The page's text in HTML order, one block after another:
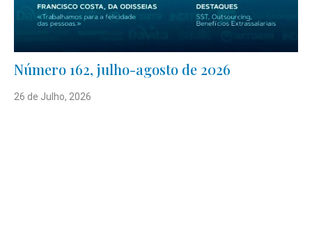
Número 162, julho-agosto de 2026
26 de Julho, 2026